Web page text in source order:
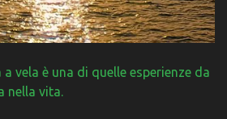
vela è una di quelle esperienze da
nella vita.